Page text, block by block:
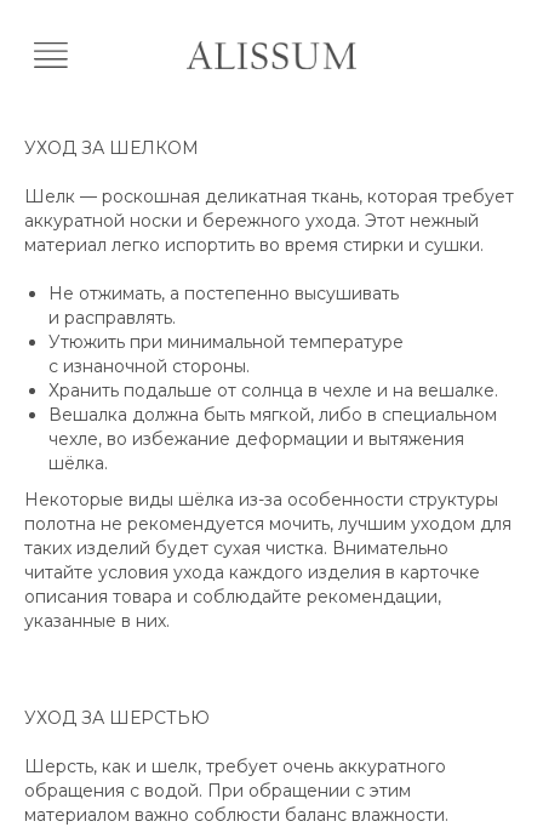
УХОД ЗА ШЕЛКОМ
Шелк — роскошная деликатная ткань, которая требует
аккуратной носки и бережного ухода. Этот нежный
материал легко испортить во время стирки и сушки.
Не отжимать, а постепенно высушивать
и расправлять.
Утюжить при минимальной температуре
с изнаночной стороны.
Хранить подальше от солнца в чехле и на вешалке.
Вешалка должна быть мягкой, либо в специальном
чехле, во избежание деформации и вытяжения
шёлка.
Некоторые виды шёлка из-за особенности структуры
полотна не рекомендуется мочить, лучшим уходом для
таких изделий будет сухая чистка. Внимательно
читайте условия ухода каждого изделия в карточке
описания товара и соблюдайте рекомендации,
указанные в них.
УХОД ЗА ШЕРСТЬЮ
Шерсть, как и шелк, требует очень аккуратного
обращения с водой. При обращении с этим
материалом важно соблюсти баланс влажности.